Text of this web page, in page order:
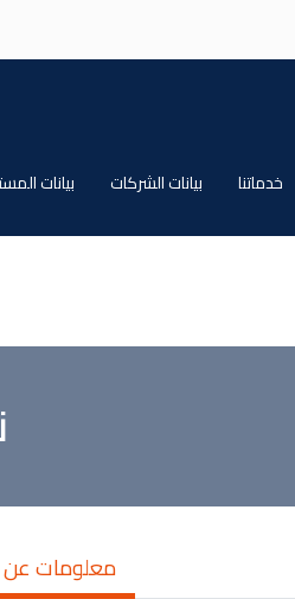
خدماتنا بيانات الشركات بيانات
معلومات عن